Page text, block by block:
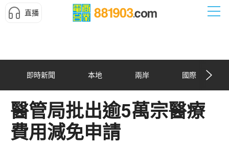
直播
即時新聞 本地 兩岸 國際
醫管局批出逾5萬宗醫療
費用減免申請